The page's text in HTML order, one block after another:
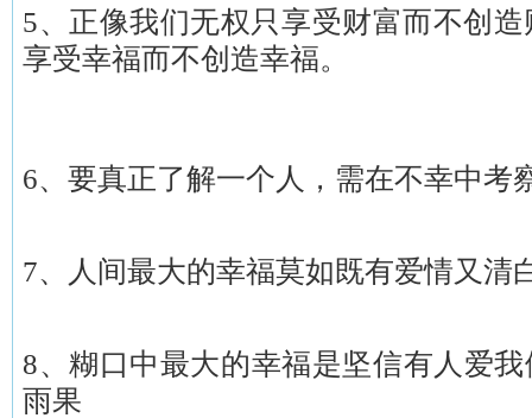
5、正像我们无权只享受财富而不创
享受幸福而不创造幸福。
6、要真正了解一个人，需在不幸中
7、人间最大的幸福莫如既有爱情又
8、糊口中最大的幸福是坚信有人爱
雨果